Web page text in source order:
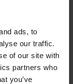
ads, to
our traffic.
of our site with
partners who
you’ve